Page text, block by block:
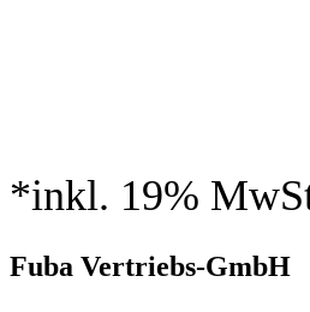
*inkl. 19%
Fuba Vertriebs-GmbH